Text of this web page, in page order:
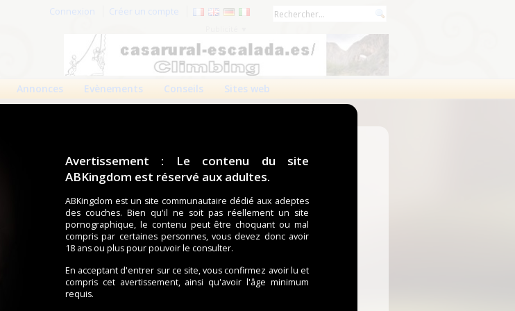
Avertissement : Le contenu du site
ABKingdom est réservé aux adultes.
ABKingdom est un site communautaire dédié aux adeptes
des couches. Bien qu'il ne soit pas réellement un site
pornographique, le contenu peut être choquant ou mal
compris par certaines personnes, vous devez donc avoir
18 ans ou plus pour pouvoir le consulter.
En acceptant d'entrer sur ce site, vous confirmez avoir lu et
compris cet avertissement, ainsi qu'avoir l'âge minimum
requis.
Connexion Créer un compte
Annonces Evènements Conseils Sites web